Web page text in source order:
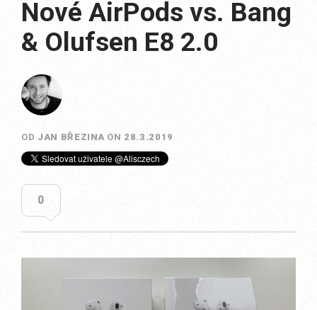
Nové AirPods vs. Bang
& Olufsen E8 2.0
OD JAN BŘEZINA ON 28.3.2019
0